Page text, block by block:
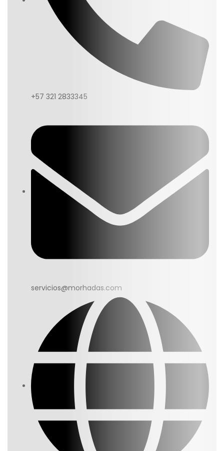
+57 321 2833345
servicios@morhadas.com